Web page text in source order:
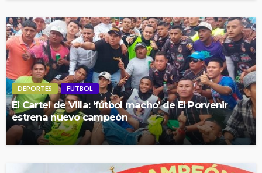
DEPORTES FUTBOL
El Cartel de Villa: ‘fútbol macho’ de El Porvenir
estrena nuevo campeón